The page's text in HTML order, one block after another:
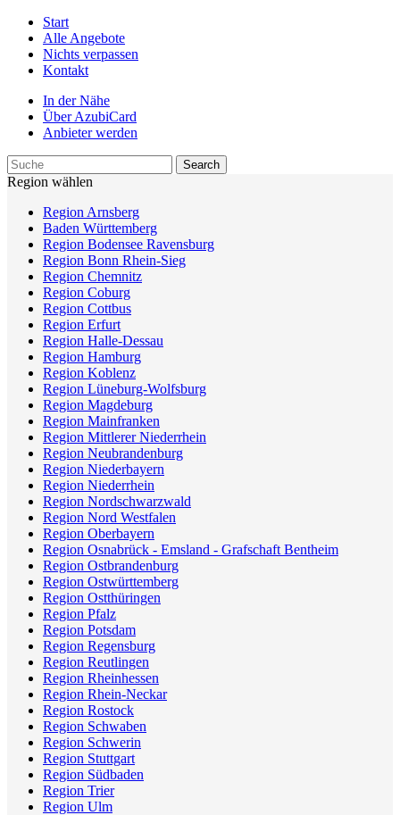
Start
Alle Angebote
Nichts verpassen
Kontakt
In der Nähe
Über AzubiCard
Anbieter werden
Region wählen
Region Arnsberg
Baden Württemberg
Region Bodensee Ravensburg
Region Bonn Rhein-Sieg
Region Chemnitz
Region Coburg
Region Cottbus
Region Erfurt
Region Halle-Dessau
Region Hamburg
Region Koblenz
Region Lüneburg-Wolfsburg
Region Magdeburg
Region Mainfranken
Region Mittlerer Niederrhein
Region Neubrandenburg
Region Niederbayern
Region Niederrhein
Region Nordschwarzwald
Region Nord Westfalen
Region Oberbayern
Region Osnabrück - Emsland - Grafschaft Bentheim
Region Ostbrandenburg
Region Ostwürttemberg
Region Ostthüringen
Region Pfalz
Region Potsdam
Region Regensburg
Region Reutlingen
Region Rheinhessen
Region Rhein-Neckar
Region Rostock
Region Schwaben
Region Schwerin
Region Stuttgart
Region Südbaden
Region Trier
Region Ulm